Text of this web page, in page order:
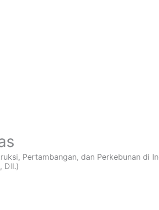
Pertambangan, dan Perkebunan di
Dll.)